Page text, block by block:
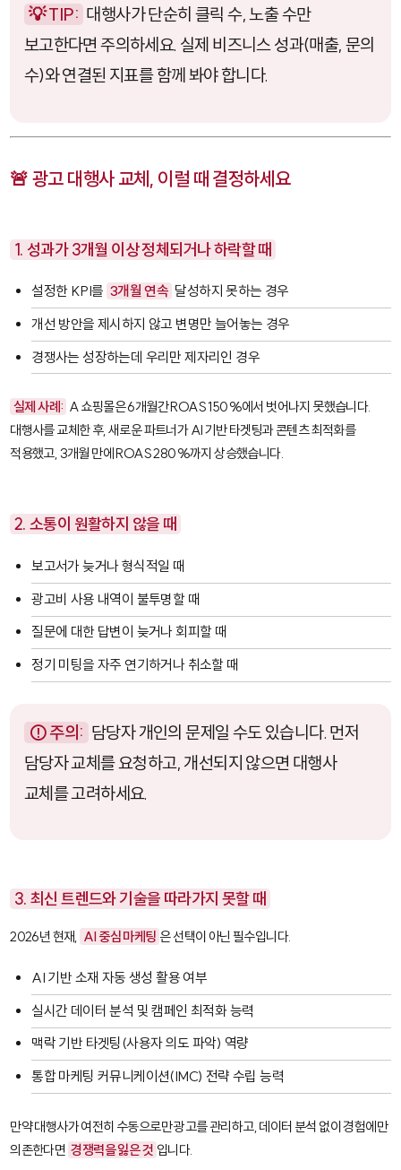
💡 TIP: 대행사가 단순히 클릭 수, 노출 수만
보고한다면 주의하세요. 실제 비즈니스 성과(매출, 문의
수)와 연결된 지표를 함께 봐야 합니다.
🚨 광고 대행사 교체, 이럴 때 결정하세요
1. 성과가 3개월 이상 정체되거나 하락할 때
설정한 KPI를 3개월 연속 달성하지 못하는 경우
개선 방안을 제시하지 않고 변명만 늘어놓는 경우
경쟁사는 성장하는데 우리만 제자리인 경우
실제 사례: A 쇼핑몰은 6개월간 ROAS 150%에서 벗어나지 못했습니다.
대행사를 교체한 후, 새로운 파트너가 AI 기반 타겟팅과 콘텐츠 최적화를
적용했고, 3개월 만에 ROAS 280%까지 상승했습니다.
2. 소통이 원활하지 않을 때
보고서가 늦거나 형식적일 때
광고비 사용 내역이 불투명할 때
질문에 대한 답변이 늦거나 회피할 때
정기 미팅을 자주 연기하거나 취소할 때
⚠️ 주의: 담당자 개인의 문제일 수도 있습니다. 먼저
담당자 교체를 요청하고, 개선되지 않으면 대행사
교체를 고려하세요.
3. 최신 트렌드와 기술을 따라가지 못할 때
2026년 현재, AI 중심 마케팅 은 선택이 아닌 필수입니다.
AI 기반 소재 자동 생성 활용 여부
실시간 데이터 분석 및 캠페인 최적화 능력
맥락 기반 타겟팅(사용자 의도 파악) 역량
통합 마케팅 커뮤니케이션(IMC) 전략 수립 능력
만약 대행사가 여전히 수동으로만 광고를 관리하고, 데이터 분석 없이 경험에만
의존한다면 경쟁력을 잃은 것 입니다.